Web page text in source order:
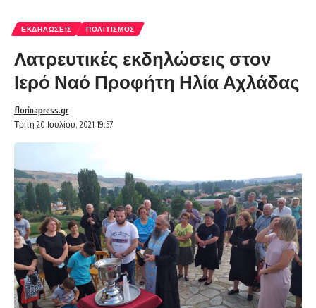
ΕΚΔΗΛΏΣΕΙΣ ΠΟΛΙΤΙΣΜΌΣ
Λατρευτικές εκδηλώσεις στον
Ιερό Ναό Προφήτη Ηλία Αχλάδας
Τρίτη 20 Ιουλίου, 2021 19:57
florinapress.gr